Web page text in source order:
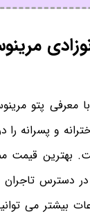
معرفی پتو
و پسرانه را در
بهترین قیمت
در دسترس
بیشتر می